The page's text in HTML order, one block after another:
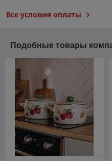
Все условия оплаты
Подобные товары